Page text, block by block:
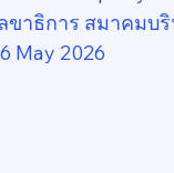
ขาธิการ สมาคมบ
May 2026